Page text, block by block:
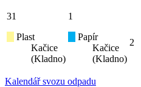
31
Plast
Kačice
(Kladno)
1
Papír
Kačice
(Kladno)
2
Kalendář svozu odpadu